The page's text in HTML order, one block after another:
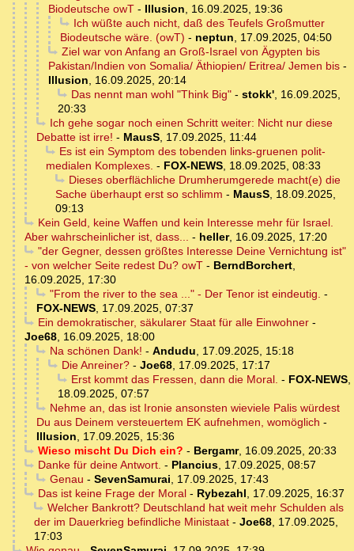
Biodeutsche owT - Illusion, 16.09.2025, 19:36
Ich wüßte auch nicht, daß des Teufels Großmutter
Biodeutsche wäre. (owT) - neptun, 17.09.2025, 04:50
Ziel war von Anfang an Groß-Israel von Ägypten bis
Pakistan/Indien von Somalia/ Äthiopien/ Eritrea/ Jemen bis -
Illusion, 16.09.2025, 20:14
Das nennt man wohl "Think Big"- stokk', 16.09.2025,
20:33
Ich gehe sogar noch einen Schritt weiter: Nicht nur diese
Debatte ist irre! - MausS, 17.09.2025, 11:44
Es ist ein Symptom des tobenden links-gruenen polit-
medialen Komplexes. - FOX-NEWS, 18.09.2025, 08:33
Dieses oberflächliche Drumherumgerede macht(e) die
Sache überhaupt erst so schlimm - MausS, 18.09.2025,
09:13
Kein Geld, keine Waffen und kein Interesse mehr für Israel.
Aber wahrscheinlicher ist, dass... - heller, 16.09.2025, 17:20
"der Gegner, dessen größtes Interesse Deine Vernichtung ist"
- von welcher Seite redest Du? owT - BerndBorchert,
16.09.2025, 17:30
"From the river to the sea ..." - Der Tenor ist eindeutig. -
FOX-NEWS, 17.09.2025, 07:37
Ein demokratischer, säkularer Staat für alle Einwohner-
Joe68, 16.09.2025, 18:00
Na schönen Dank! - Andudu, 17.09.2025, 15:18
Die Anreiner?- Joe68, 17.09.2025, 17:17
Erst kommt das Fressen, dann die Moral. - FOX-NEWS,
18.09.2025, 07:57
Nehme an, das ist Ironie ansonsten wieviele Palis würdest
Du aus Deinem versteuertem EK aufnehmen, womöglich -
Illusion, 17.09.2025, 15:36
Wieso mischt Du Dich ein? - Bergamr, 16.09.2025, 20:33
Danke für deine Antwort. - Plancius, 17.09.2025, 08:57
Genau - SevenSamurai, 17.09.2025, 17:43
Das ist keine Frage der Moral- Rybezahl, 17.09.2025, 16:37
Welcher Bankrott? Deutschland hat weit mehr Schulden als
der im Dauerkrieg befindliche Ministaat - Joe68, 17.09.2025,
17:03